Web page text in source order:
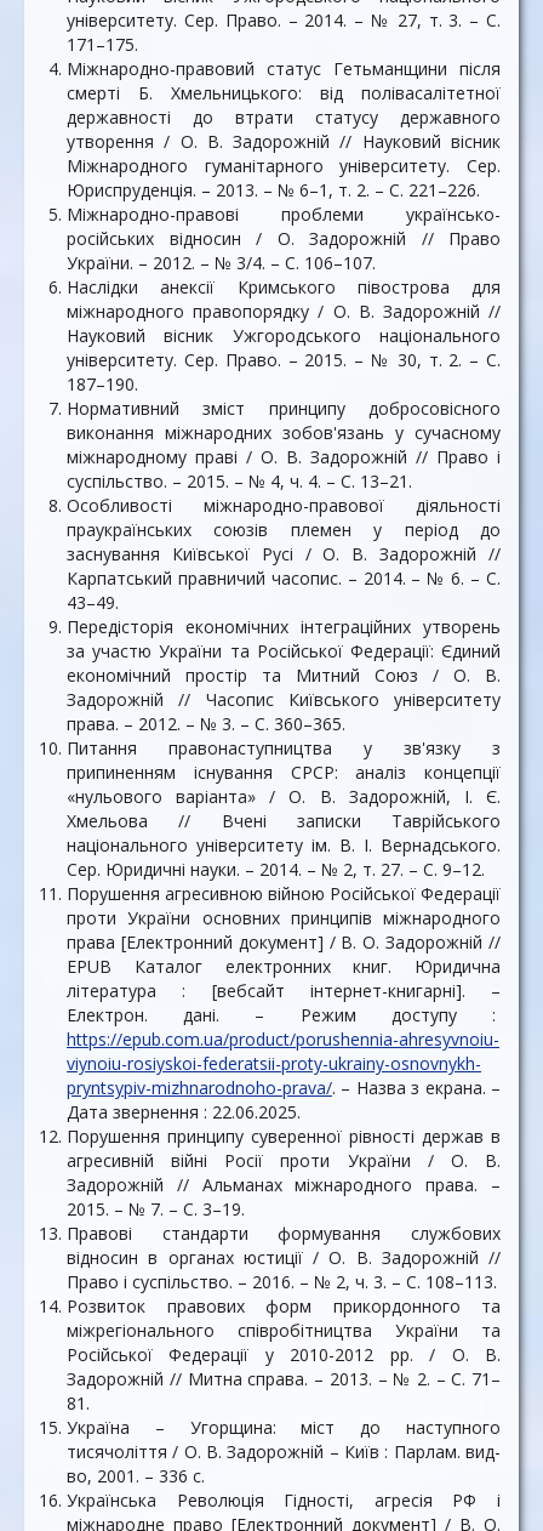
університету. Сер. Право. – 2014. – № 27, т. 3. – С.
171–175.
Міжнародно-правовий статус Гетьманщини після
смерті Б. Хмельницького: від полівасалітетної
державності до втрати статусу державного
утворення / О. В. Задорожній // Науковий вісник
Міжнародного гуманітарного університету. Сер.
Юриспруденція. – 2013. – № 6–1, т. 2. – С. 221–226.
Міжнародно-правові проблеми українсько-
російських відносин / О. Задорожній // Право
України. – 2012. – № 3/4. – С. 106–107.
Наслідки анексії Кримського півострова для
міжнародного правопорядку / О. В. Задорожній //
Науковий вісник Ужгородського національного
університету. Сер. Право. – 2015. – № 30, т. 2. – С.
187–190.
Нормативний зміст принципу добросовісного
виконання міжнародних зобов'язань у сучасному
міжнародному праві / О. В. Задорожній // Право і
суспільство. – 2015. – № 4, ч. 4. – С. 13–21.
Особливості міжнародно-правової діяльності
праукраїнських союзів племен у період до
заснування Київської Русі / О. В. Задорожній //
Карпатський правничий часопис. – 2014. – № 6. – С.
43–49.
Передісторія економічних інтеграційних утворень
за участю України та Російської Федерації: Єдиний
економічний простір та Митний Союз / О. В.
Задорожній // Часопис Київського університету
права. – 2012. – № 3. – С. 360–365.
Питання правонаступництва у зв'язку з
припиненням існування СРСР: аналіз концепції
«нульового варіанта» / О. В. Задорожній, І. Є.
Хмельова // Вчені записки Таврійського
національного університету ім. В. І. Вернадського.
Сер. Юридичні науки. – 2014. – № 2, т. 27. – С. 9–12.
Порушення агресивною війною Російської Федерації
проти України основних принципів міжнародного
права [Електронний документ] / В. О. Задорожній //
EPUB Каталог електронних книг. Юридична
література : [вебсайт інтернет-книгарні]. –
Електрон. дані. – Режим доступу :
https://epub.com.ua/product/porushennia-ahresyvnoiu-
viynoiu-rosiyskoi-federatsii-proty-ukrainy-osnovnykh-
pryntsypiv-mizhnarodnoho-prava/. – Назва з екрана. –
Дата звернення : 22.06.2025.
Порушення принципу суверенної рівності держав в
агресивній війні Росії проти України / О. В.
Задорожній // Альманах міжнародного права. –
2015. – № 7. – С. 3–19.
Правові стандарти формування службових
відносин в органах юстиції / О. В. Задорожній //
Право і суспільство. – 2016. – № 2, ч. 3. – С. 108–113.
Розвиток правових форм прикордонного та
міжрегіонального співробітництва України та
Російської Федерації у 2010-2012 рр. / О. В.
Задорожній // Митна справа. – 2013. – № 2. – С. 71–
81.
Україна – Угорщина: мiст до наступного
тисячолiття / О. В. Задорожній – Київ : Парлам. вид-
во, 2001. – 336 c.
Українська Революція Гідності, агресія РФ і
міжнародне право [Електронний документ] / В. О.